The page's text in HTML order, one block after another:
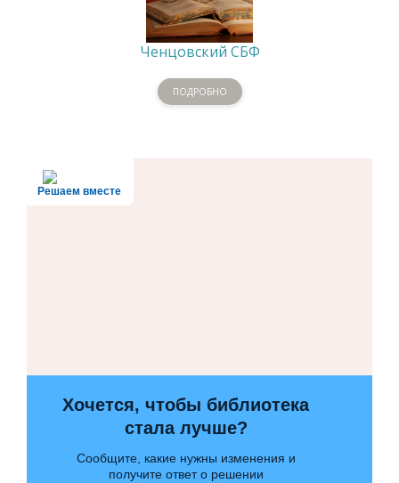
Ченцовский СБФ
ПОДРОБНО
Решаем вместе
Хочется, чтобы библиотека
стала лучше?
Сообщите, какие нужны изменения и
получите ответ о решении